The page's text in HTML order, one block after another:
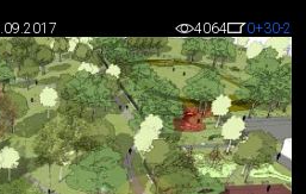
4064 0+30-2